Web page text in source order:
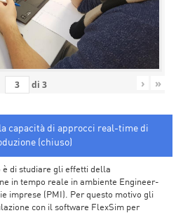
di 3 › »
capacità di approcci real-time di
(chiuso)
è di studiare gli effetti della
in tempo reale in ambiente Engineer-
imprese (PMI). Per questo motivo gli
con il software FlexSim per